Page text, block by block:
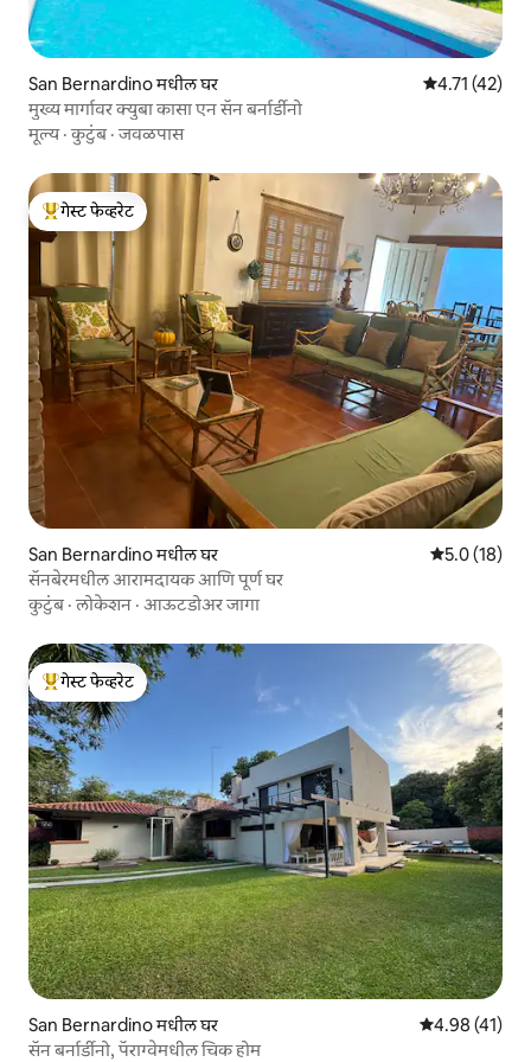
San Bernardino मधील घर 5 पैकी 4.71
4.71 (42)
मुख्य मार्गावर क्युबा कासा एन सॅन बर्नार्डीनो
मूल्य·कुटुंब·जवळपास
टॉप गेस्ट फेव्हरेट
गेस्ट फेव्हरेट
San Bernardino मधील घर 5 पैकी 5.0
5.0 (18)
सॅनबेरमधील आरामदायक आणि पूर्ण घर
कुटुंब·लोकेशन · आऊटडोअर जागा
टॉप गेस्ट फेव्हरेट
गेस्ट फेव्हरेट
San Bernardino मधील घर 5 पैकी 4.98
4.98 (41)
सॅन बर्नार्डीनो, पॅराग्वेमधील चिक होम